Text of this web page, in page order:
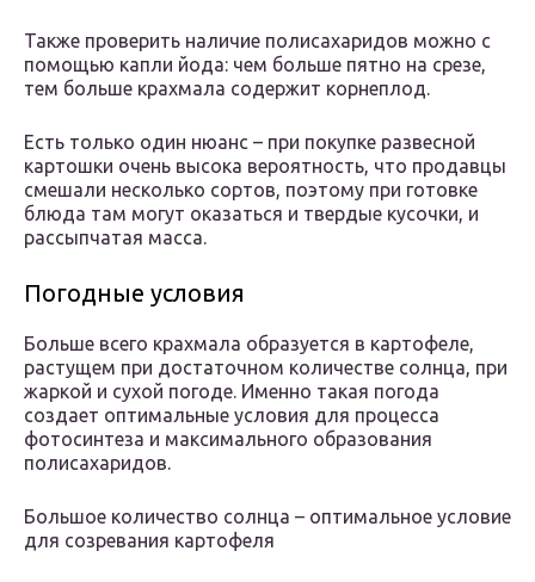
Также проверить наличие полисахаридов можно с
помощью капли йода: чем больше пятно на срезе,
тем больше крахмала содержит корнеплод.
Есть только один нюанс – при покупке развесной
картошки очень высока вероятность, что продавцы
смешали несколько сортов, поэтому при готовке
блюда там могут оказаться и твердые кусочки, и
рассыпчатая масса.
Погодные условия
Больше всего крахмала образуется в картофеле,
растущем при достаточном количестве солнца, при
жаркой и сухой погоде. Именно такая погода
создает оптимальные условия для процесса
фотосинтеза и максимального образования
полисахаридов.
Большое количество солнца – оптимальное условие
для созревания картофеля